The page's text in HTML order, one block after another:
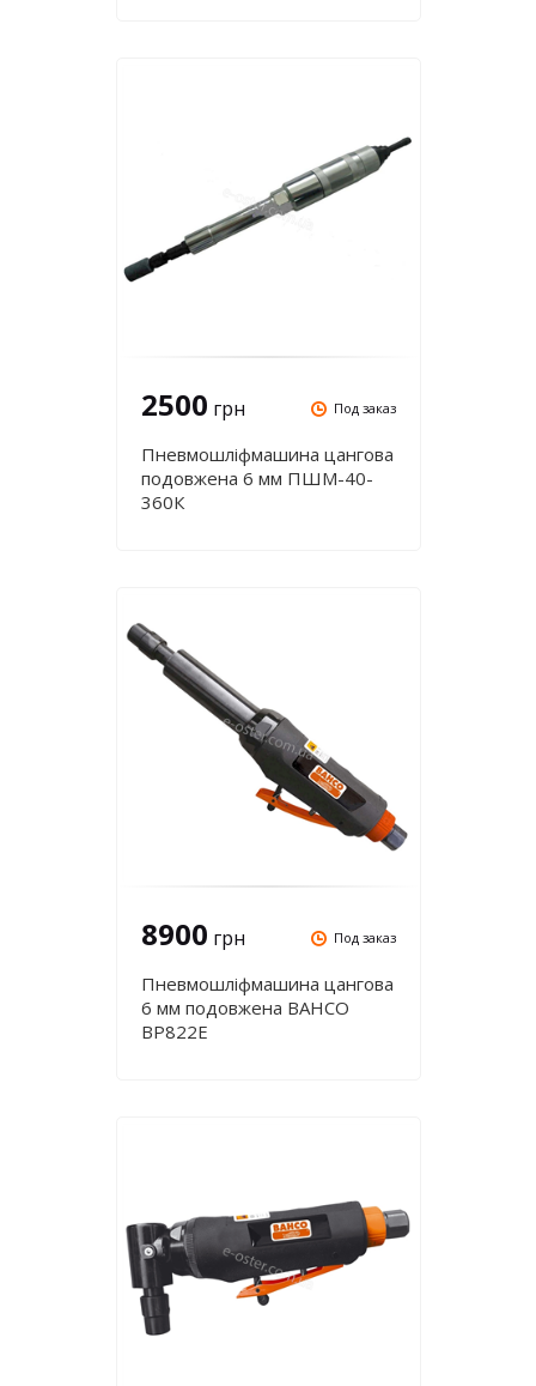
2500 грн Под заказ
Пневмошліфмашина цангова
подовжена 6 мм ПШМ-40-
360К
8900 грн Под заказ
Пневмошліфмашина цангова
6 мм подовжена BAHCO
BP822E